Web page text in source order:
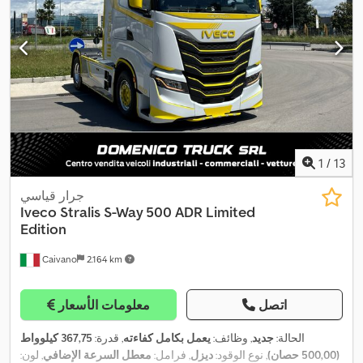
نظام الفرامل المانعة للانغلاق (ABS), وسادة هوائية,
1 / 13
Caivano 2.164 km
جرار قياسي
Iveco Stralis S-Way 500 ADR Limited
Edition
معلومات الأسعار اتصل
الحالة:جديد, وظائف:يعمل بكامل كفاءته, قدرة:
367,75 كيلوواط
(500,00 حصان)
, نوع الوقود:ديزل, فرامل: معطل السرعة الإضافي, لون: